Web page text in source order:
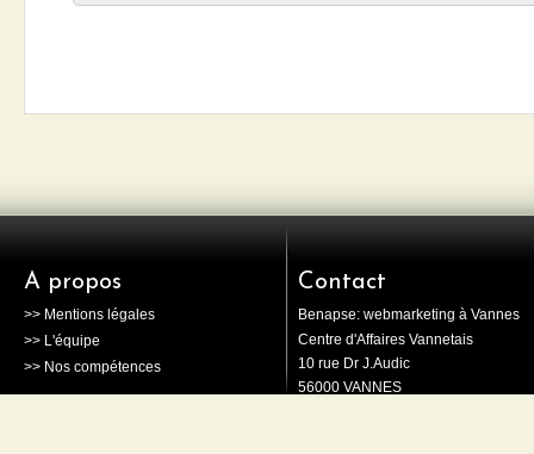
A propos
>> Mentions légales
>> L'équipe
>> Nos compétences
Contact
Benapse: webmarketing à Vannes
Centre d'Affaires Vannetais
10 rue Dr J.Audic
56000 VANNES